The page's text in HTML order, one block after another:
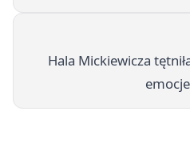
Hala Mickiewicza